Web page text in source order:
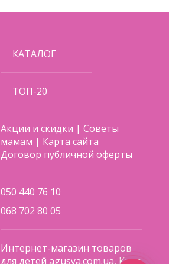
КАТАЛОГ
ТОП-20
Акции и скидки |Советы
мамам | Карта сайта
Договор публичной оферты
050 440 76 10
068 702 80 05
Интернет-магазин товаров
для детей agusya.com.ua, Киев